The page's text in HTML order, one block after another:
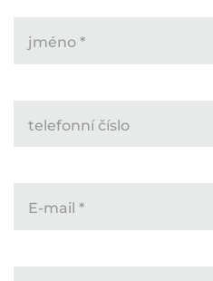
jméno *
telefonní číslo
E-mail *